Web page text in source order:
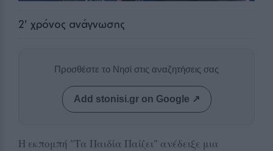
2' χρόνος ανάγνωσης
Προσθέστε το Νησί στις αναζητήσεις σας
Add stonisi.gr on Google ↗
Η εκπομπή "Τα Παιδία Παίζει" ανέδειξε μια